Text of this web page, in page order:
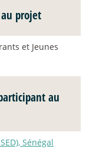
projet
et Jeunes
au
Sénégal